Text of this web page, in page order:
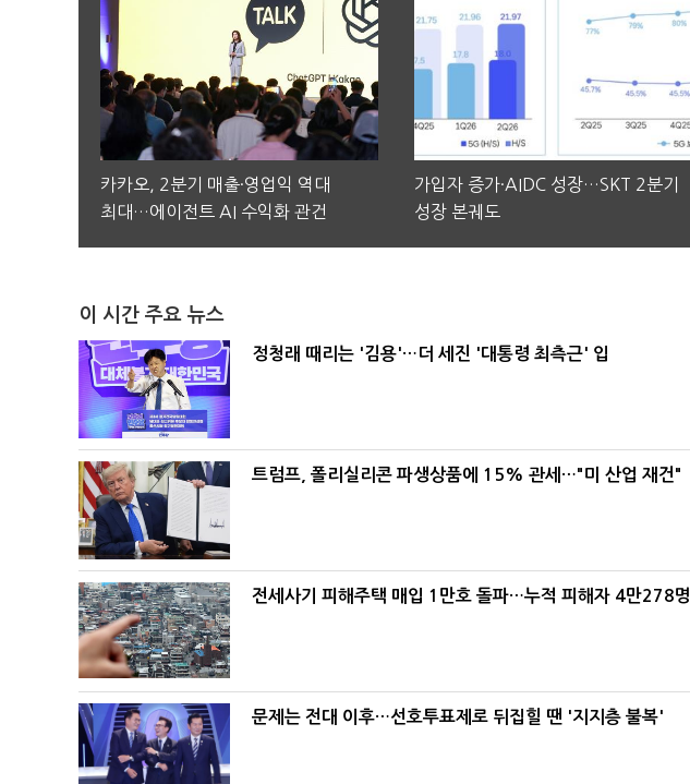
카카오, 2분기 매출·영업익 역대
최대…에이전트 AI 수익화 관건
가입자 증가·AIDC 성장…SKT 2분기
성장 본궤도
이 시간 주요 뉴스
정청래 때리는 '김용'…더 세진 '대통령 최측근' 입
트럼프, 폴리실리콘 파생상품에 15% 관세…"미 산업 재건"
전세사기 피해주택 매입 1만호 돌파…누적 피해자 4만278명
문제는 전대 이후…선호투표제로 뒤집힐 땐 '지지층 불복'